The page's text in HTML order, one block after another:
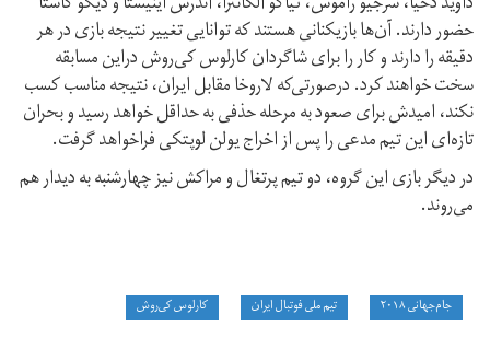
حضور دارند. آن‌‌ها بازیکنانی هستند که توانایی تغییر نتیجه بازی در هر
دقیقه را دارند و کار را برای شاگردان کارلوس کی‌روش دراین مسابقه
سخت خواهند کرد. درصورتی‌که لاروخا مقابل ایران، نتیجه مناسب کسب
نکند، امیدش برای صعود به مرحله حذفی به حداقل خواهد رسید و بحران
تازه‌ای این تیم مدعی را پس از اخراج یولن لوپتکی فراخواهد گرفت.
در دیگر بازی این گروه، دو تیم پرتغال و مراکش نیز چهارشنبه به دیدار هم
می‌روند.
جام‌جهانی ۲۰۱۸ تیم‌ ملی فوتبال ایران کارلوس کی‌روش